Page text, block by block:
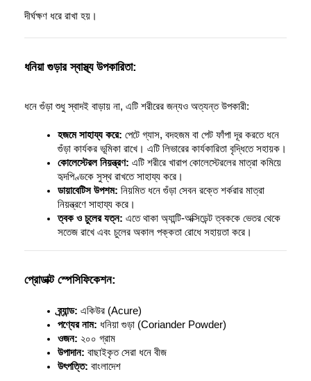
দীর্ঘক্ষণ ধরে রাখা হয়।
ধনিয়া গুড়ার স্বাস্থ্য উপকারিতা:
ধনে গুঁড়া শুধু স্বাদই বাড়ায় না, এটি শরীরের জন্যও অত্যন্ত উপকারী:
হজমে সাহায্য করে: পেটে গ্যাস, বদহজম বা পেট ফাঁপা দূর করতে ধনে
গুঁড়া কার্যকর ভূমিকা রাখে। এটি লিভারের কার্যকারিতা বৃদ্ধিতে সহায়ক।
কোলেস্টেরল নিয়ন্ত্রণ: এটি শরীরে খারাপ কোলেস্টেরলের মাত্রা কমিয়ে
হৃদপিণ্ডকে সুস্থ রাখতে সাহায্য করে।
ডায়াবেটিস উপশম: নিয়মিত ধনে গুঁড়া সেবন রক্তে শর্করার মাত্রা
নিয়ন্ত্রণে সাহায্য করে।
ত্বক ও চুলের যত্ন: এতে থাকা অ্যান্টি-অক্সিডেন্ট ত্বককে ভেতর থেকে
সতেজ রাখে এবং চুলের অকাল পক্কতা রোধে সহায়তা করে।
প্রোডাক্ট স্পেসিফিকেশন:
ব্র্যান্ড: একিউর (Acure)
পণ্যের নাম: ধনিয়া গুড়া (Coriander Powder)
ওজন: ২০০ গ্রাম
উপাদান: বাছাইকৃত সেরা ধনে বীজ
উৎপত্তি: বাংলাদেশ